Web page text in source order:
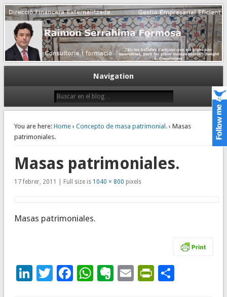
Dirección financiera de la PyME
Gestión empresarial eficiente. Dirección financiera externalizada.
Navigation
You are here: Home› Concepto de masa patrimonial.› Masas
patrimoniales.
Masas patrimoniales.
17 febrer, 2011 | Full size is 1040 × 800 pixels
Masas patrimoniales.
LinkedIn
Twitter
Facebook
WhatsApp
Evernote
Email